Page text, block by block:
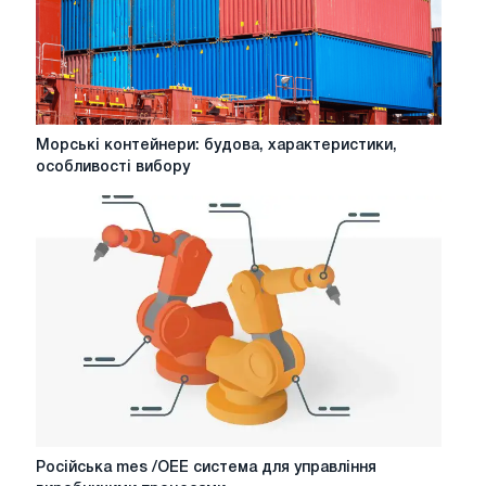
резервуарів
Морські
контейнери:
характеристики,
особливості
Морські контейнери: будова, характеристики,
особливості вибору
Російська
Російська mes /OEE система для управління